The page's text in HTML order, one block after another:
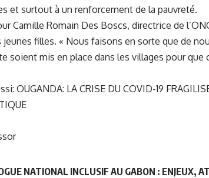
et surtout à un renforcement de la pauvreté.
Camille Romain Des Boscs, directrice de
jeunes filles. « Nous faisons en sorte que de
soient mis en place dans les villages pour
OUGANDA: LA CRISE DU COVID-19
NATIONAL INCLUSIF AU GABON : ENJEUX,